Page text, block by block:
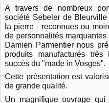
A travers de nombreux
société Sebeler de
la pierre - reconnues ou
de personnalités
Damien Parmentier nous
produits manufacturés
succès du "made in Vosges".
Cette présentation est
de grande qualité.
Un magnifique ouvrage